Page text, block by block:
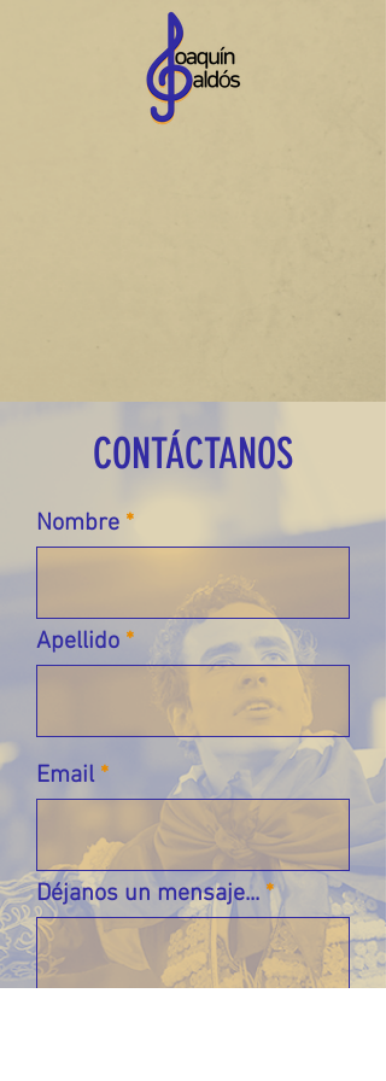
CONTÁCTANOS
Nombre
Apellido
Email
Déjanos un mensaje...